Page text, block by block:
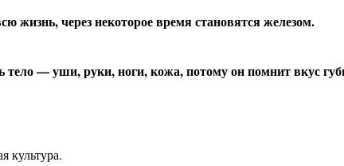
жизнь, через некоторое время становятся железом.
тело — уши, руки, ноги, кожа, потому он помнит вкус
культура.